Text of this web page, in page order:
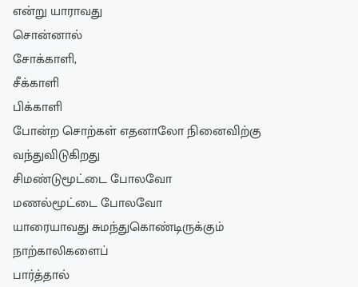
என்று யாராவது
சொன்னால்
சோக்காளி,
சீக்காளி
பிக்காளி
போன்ற சொற்கள் எதனாலோ நினைவிற்கு
வந்துவிடுகிறது
சிமண்டுமூட்டை போலவோ
மணல்மூட்டை போலவோ
யாரையாவது சுமந்துகொண்டிருக்கும்
நாற்காலிகளைப்
பார்த்தால்